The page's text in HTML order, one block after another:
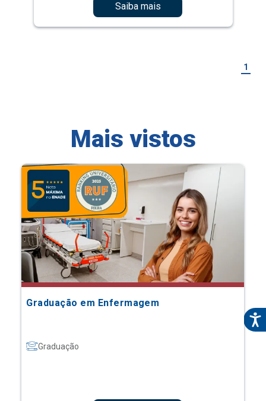
Saiba mais
1
Mais vistos
Graduação em Enfermagem
Graduação